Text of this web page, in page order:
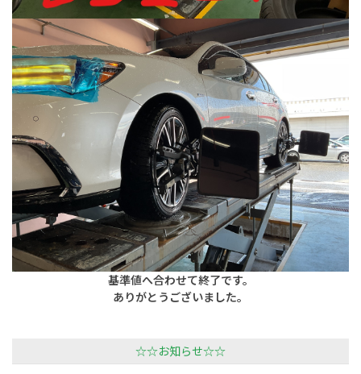
基準値へ合わせて終了です。
ありがとうございました。
☆☆お知らせ☆☆